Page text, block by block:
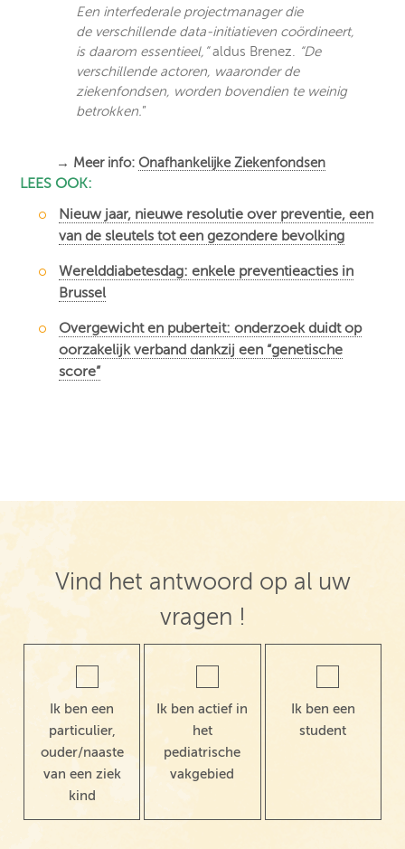
Een interfederale projectmanager die
de verschillende data-initiatieven coördineert,
is daarom essentieel,”aldus Brenez.
“De
verschillende actoren, waaronder de
ziekenfondsen, worden bovendien te weinig
betrokken. ”
→ Meer info:Onafhankelijke Ziekenfondsen
LEES OOK:
Nieuw jaar, nieuwe resolutie over preventie, een
van de sleutels tot een gezondere bevolking
Werelddiabetesdag: enkele preventieacties in
Brussel
Overgewicht en puberteit: onderzoek duidt op
oorzakelijk verband dankzij een “genetische
score”
Vind het antwoord op al uw
vragen !
Ik ben een
particulier,
ouder/naaste
van een ziek
kind
Ik ben actief in
het
pediatrische
vakgebied
Ik ben een
student